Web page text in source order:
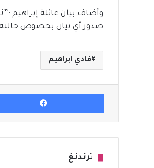
وأضاف بيان عائلة إبراهيم
صدور أي بيان بخصوص حالته
فادي ابراهيم
ترندنغ